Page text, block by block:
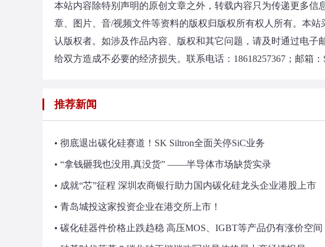
本站内容除特别声明的原创文章之外，转载内容只为传递更多信
章、图片、音/视频文件等资料的版权归版权所有权人所有。本
认版权者。如涉及作品内容、版权和其它问题，请及时通过电
给双方造成不必要的经济损失。联系电话：18618257367；邮箱：
推荐新闻
• 彻底退出碳化硅赛道！SK Siltron全面关停SiC业务
• “拿钱砸我也没用,真没货” ——半导体市场缺货实录
• 成就“芯”征程 深圳农商银行助力国内碳化硅龙头企业港股上市
• 青岛城投这家投资企业在港交所上市！
• 碳化硅器件价格止跌趋稳 高压MOS、IGBT等产品仍有涨价空间